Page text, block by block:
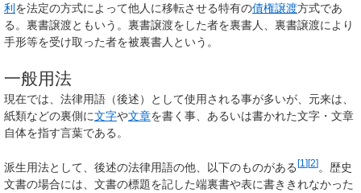
利 を法定の方式によって他人に移転させる特有の債権譲渡方式であ
る。 裏書譲渡ともいう。裏書譲渡をした者を裏書人
、裏書譲渡により
手形等を受け取った者を被裏書人 という。
一般用法
現在では、法律用語（後述）として使用される事が多いが、元来は、
紙類などの裏側に文字や文章を書く事、あるいは書かれた文字・文章
自体を指す言葉である。
派生用法として、後述の法律用語の他、以下のものがある [1 ][2] 。歴史
文書の場合には、文書の標題を記した端裏書や表に書ききれなかった